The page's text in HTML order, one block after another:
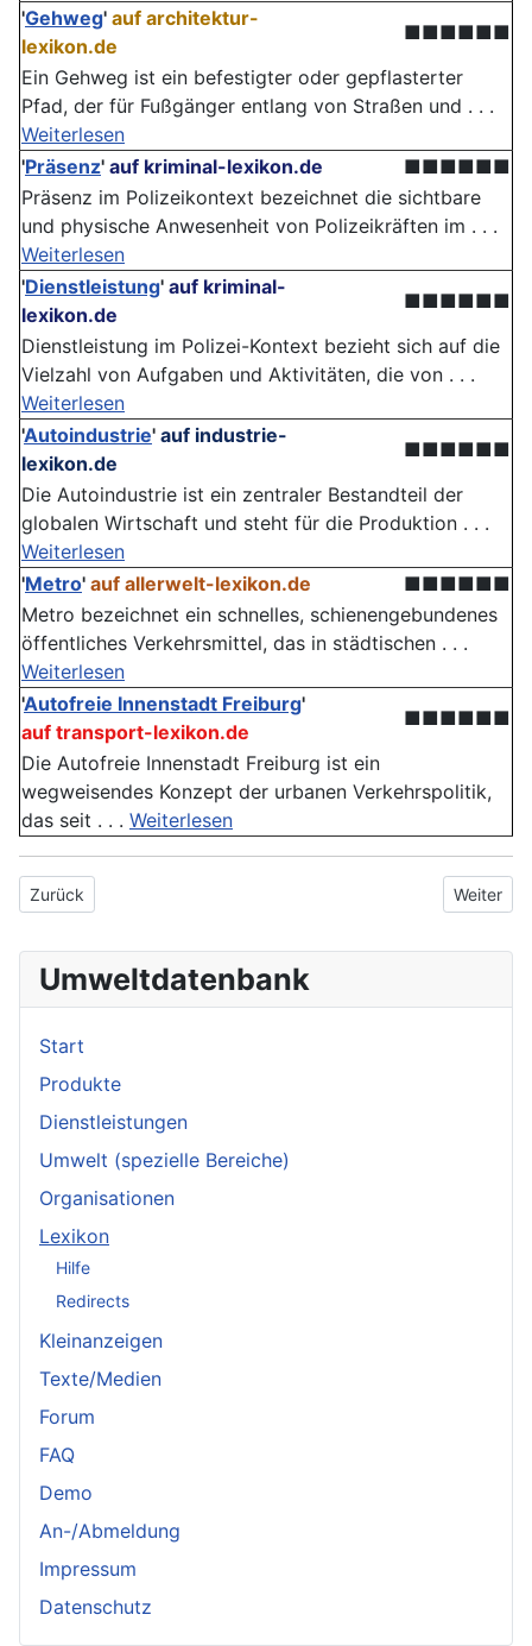
'Gehweg' auf architektur-
lexikon.de
■■■■■■
Ein Gehweg ist ein befestigter oder gepflasterter
Pfad, der für Fußgänger entlang von Straßen und . . .
Weiterlesen
'Präsenz' auf kriminal-lexikon.de
■■■■■■
Präsenz im Polizeikontext bezeichnet die sichtbare
und physische Anwesenheit von Polizeikräften im . . .
Weiterlesen
'Dienstleistung' auf kriminal-
lexikon.de
■■■■■■
Dienstleistung im Polizei-Kontext bezieht sich auf die
Vielzahl von Aufgaben und Aktivitäten, die von . . .
Weiterlesen
'Autoindustrie' auf industrie-
lexikon.de
■■■■■■
Die Autoindustrie ist ein zentraler Bestandteil der
globalen Wirtschaft und steht für die Produktion . . .
Weiterlesen
'Metro' auf allerwelt-lexikon.de
■■■■■■
Metro bezeichnet ein schnelles, schienengebundenes
öffentliches Verkehrsmittel, das in städtischen . . .
Weiterlesen
'Autofreie Innenstadt Freiburg'
auf transport-lexikon.de
■■■■■■
Die Autofreie Innenstadt Freiburg ist ein
wegweisendes Konzept der urbanen Verkehrspolitik,
das seit . . . Weiterlesen
Vorheriger Beitrag: Fußbodenheizung
Zurück Nächster
Weiter
Umweltdatenbank
Start
Produkte
Dienstleistungen
Umwelt (spezielle Bereiche)
Organisationen
Lexikon
Hilfe
Redirects
Kleinanzeigen
Texte/Medien
Forum
FAQ
Demo
An-/Abmeldung
Impressum
Datenschutz